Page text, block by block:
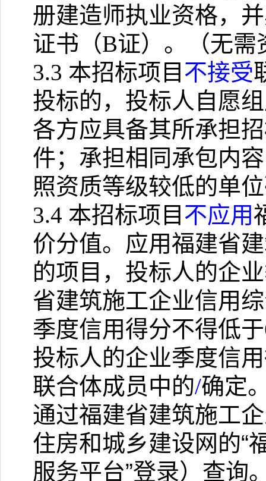
册建造师执业资格，
证书（B证）。（无需
3.3 本招标项目 不接受
投标的，投标人自愿
各方应具备其所承担
件；承担相同承包内
照资质等级较低的单
3.4 本招标项目 不应用
价分值。应用福建省
的项目，投标人的企
省建筑施工企业信用
季度信用得分不得低于
投标人的企业季度信
联合体成员中的/确定
通过福建省建筑施工
住房和城乡建设网的“
服务平台”登录）查询